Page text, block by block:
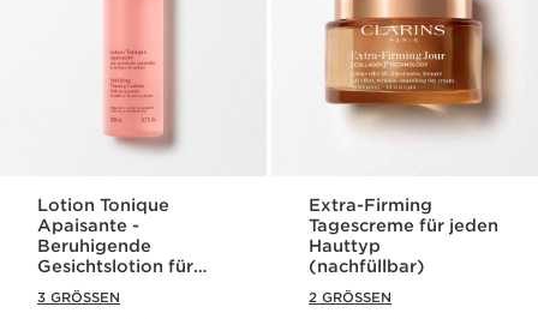
Lotion Tonique
Apaisante -
Beruhigende
Gesichtslotion für
sehr trockene oder
sensible Haut
3 GRÖSSEN
Extra-Firming
Tagescreme für jeden
Hauttyp
(nachfüllbar)
2 GRÖSSEN